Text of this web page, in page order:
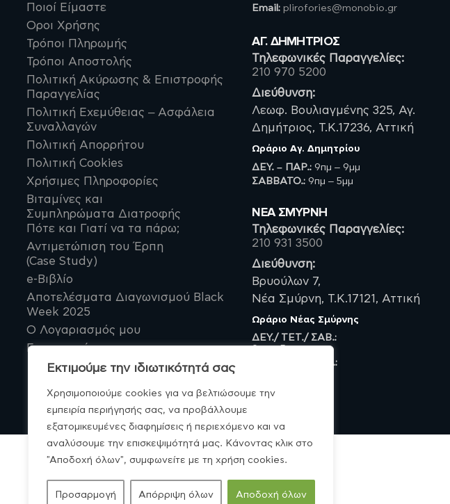
Εκτιμούμε την ιδιωτικότητά σας
Χρησιμοποιούμε cookies για να βελτιώσουμε την
εμπειρία περιήγησής σας, να προβάλλουμε
εξατομικευμένες διαφημίσεις ή περιεχόμενο και να
αναλύσουμε την επισκεψιμότητά μας. Κάνοντας κλικ στο
"Αποδοχή όλων", συμφωνείτε με τη χρήση cookies.
Προσαρμογή Απόρριψη όλων Αποδοχή όλων
Ποιοί Είμαστε
Οροι Χρήσης
Τρόποι Πληρωμής
Τρόποι Αποστολής
Πολιτική Ακύρωσης & Επιστροφής
Παραγγελίας
Πολιτική Εχεμύθειας – Ασφάλεια
Συναλλαγών
Πολιτική Απορρήτου
Πολιτική Cookies
Χρήσιμες Πληροφορίες
Βιταμίνες και
Συμπληρώματα Διατροφής
Πότε και Γιατί να τα πάρω;
Αντιμετώπιση του Έρπη
(Case Study)
e-Βιβλίο
Αποτελέσματα Διαγωνισμού Black
Week 2025
Ο Λογαριασμός μου
Επικοινωνία
Email: plirofories@monobio.gr
ΑΓ. ΔΗΜΗΤΡΙΟΣ
Τηλεφωνικές Παραγγελίες:
210 970 5200
Διεύθυνση:
Λεωφ. Βουλιαγμένης 325, Αγ.
Δημήτριος, Τ.Κ.17236, Αττική
ΩράριοΑγ. Δημητρίου
ΔΕΥ. – ΠΑΡ.: 9πμ – 9μμ
ΣΑΒBATO.: 9πμ – 5μμ
ΝΈΑ ΣΜΥΡΝΗ
Τηλεφωνικές Παραγγελίες:
210 931 3500
Διεύθυνση:
Βρυούλων 7,
Νέα Σμύρνη, Τ.Κ.17121, Αττική
Ωράριο Νέας Σμύρνης
ΔΕΥ./ ΤΕΤ./ ΣΑΒ.:
9πμ – 5μμ
ΤΡΙ./ ΠΕΜ./ ΠΑΡ.:
© MonoBio.gr 2020-2026.